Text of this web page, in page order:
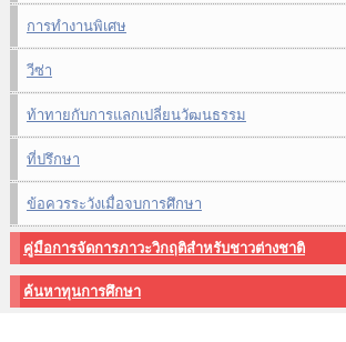
การทำงานพิเศษ
วีซ่า
ท้าทายกับการแลกเปลี่ยนวัฒนธรรม
ที่ปรึกษา
ข้อควรระวังเมื่อจบการศึกษา
คู่มือการจัดการภาวะวิกฤติสำหรับชาวต่างชาติ
ค้นหาทุนการศึกษา